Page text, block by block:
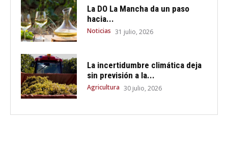
La DO La Mancha da un paso
hacia...
Noticias 31 julio, 2026
La incertidumbre climática deja
sin previsión a la...
Agricultura 30 julio, 2026